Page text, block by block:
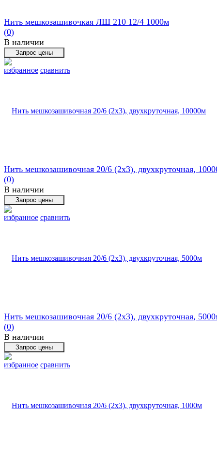
избранное сравнить
Нить мешкозашивочкая ЛШ 210 12/4 1000м
(0)
В наличии
избранное сравнить
Нить мешкозашивочная 20/6 (2х3), двухкруточная,
(0)
В наличии
избранное сравнить
Нить мешкозашивочная 20/6 (2х3), двухкруточная,
(0)
В наличии